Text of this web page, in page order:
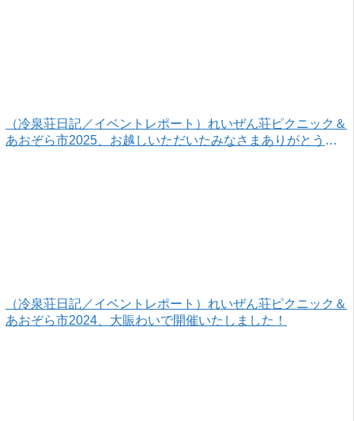
（冷泉荘日記／イベントレポート）れいぜん荘ピクニック＆
あおぞら市2025、お越しいただいたみなさまありがとうご
（冷泉荘日記／イベントレポート）れいぜん荘ピクニック＆
あおぞら市2024、大賑わいで開催いたしました！